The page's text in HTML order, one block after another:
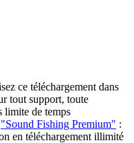
ce téléchargement dans
tout support, toute
limite de temps
"Sound Fishing Premium" :
en téléchargement illimité